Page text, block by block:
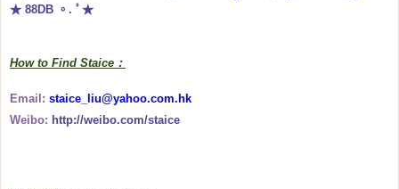
★ 88DB 。. ﾟ★
How to Find Staice：
Email: staice_liu@yahoo.com.hk
Weibo: http://weibo.com/staice